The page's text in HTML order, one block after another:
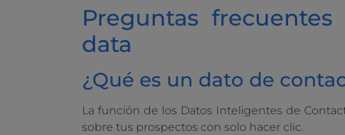
Preguntas
data
¿Qué es un dato de
La función de los Datos Inteligentes de
sobre tus prospectos con solo hacer clic.